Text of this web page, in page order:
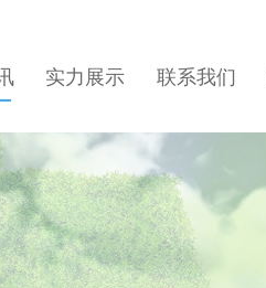
实力展示 联系我们